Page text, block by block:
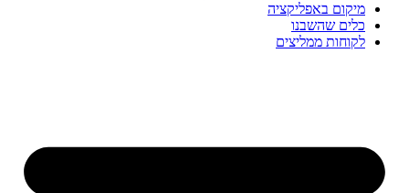
מיקום באפליקציה
כלים שהשבנו
לקוחות ממליצים